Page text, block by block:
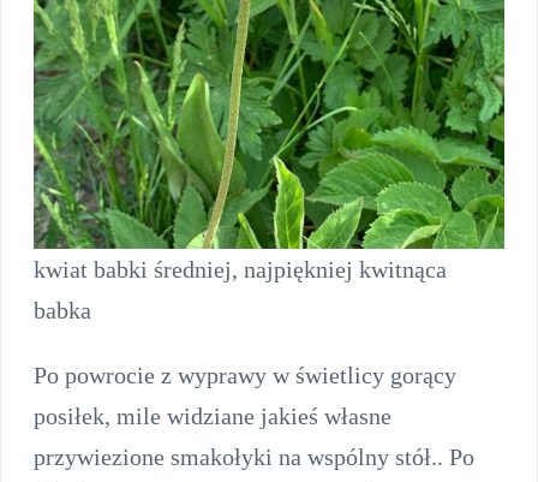
kwiat babki średniej, najpiękniej kwitnąca
babka
Po powrocie z wyprawy w świetlicy gorący
posiłek, mile widziane jakieś własne
przywiezione smakołyki na wspólny stół.. Po